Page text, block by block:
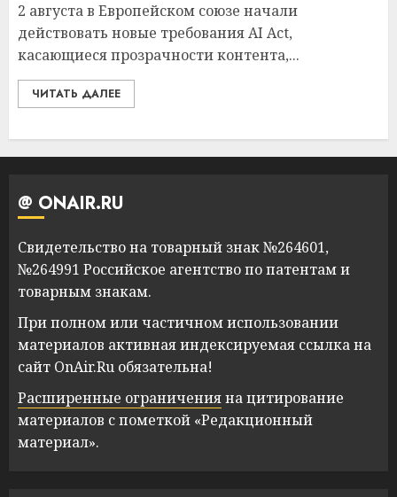
2 августа в Европейском союзе начали
действовать новые требования AI Act,
касающиеся прозрачности контента,...
ЧИТАТЬ ДАЛЕЕ
@ ONAIR.RU
Свидетельство на товарный знак №264601,
№264991 Российское агентство по патентам и
товарным знакам.
При полном или частичном использовании
материалов активная индексируемая ссылка на
сайт OnAir.Ru обязательна!
Расширенные ограниченияна цитирование
материалов с пометкой «Редакционный
материал».